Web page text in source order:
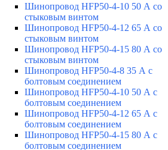
Шинопровод HFP50-4-10 50 А со
стыковым винтом
Шинопровод HFP50-4-12 65 А со
стыковым винтом
Шинопровод HFP50-4-15 80 А со
стыковым винтом
Шинопровод HFP50-4-8 35 А с
болтовым соединением
Шинопровод HFP50-4-10 50 А с
болтовым соединением
Шинопровод HFP50-4-12 65 А с
болтовым соединением
Шинопровод HFP50-4-15 80 А с
болтовым соединением